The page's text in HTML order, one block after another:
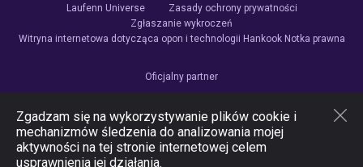
Zgadzam się na wykorzystywanie plików cookie i
mechanizmów śledzenia do analizowania mojej
aktywności na tej stronie internetowej celem
usprawnienia jej działania.
Laufenn Universe
Zasady ochrony prywatności
Zgłaszanie wykroczeń
Witryna internetowa dotycząca opon i technologii Hankook Notka prawna
Oficjalny partner
Obserwuj nas